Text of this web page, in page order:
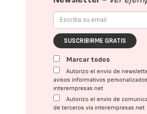
SUSCRIBIRME GRATIS
Marcar todos
Autorizo el envío de
avisos informativos
interempresas.net
Autorizo el envío de
de terceros vía interempresas.net